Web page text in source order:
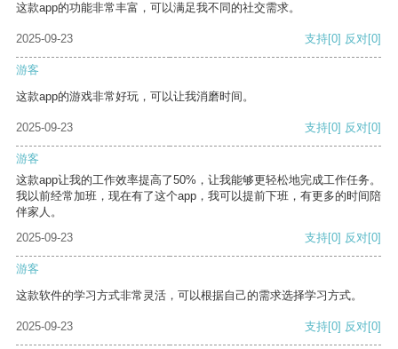
这款app的功能非常丰富，可以满足我不同的社交需求。
2025-09-23 支持[0] 反对[0]
游客
这款app的游戏非常好玩，可以让我消磨时间。
2025-09-23 支持[0] 反对[0]
游客
这款app让我的工作效率提高了50%，让我能够更轻松地完成工作任务。
我以前经常加班，现在有了这个app，我可以提前下班，有更多的时间陪
伴家人。
2025-09-23
支持[0] 反对[0]
游客
这款软件的学习方式非常灵活，可以根据自己的需求选择学习方式。
2025-09-23 支持[0] 反对[0]